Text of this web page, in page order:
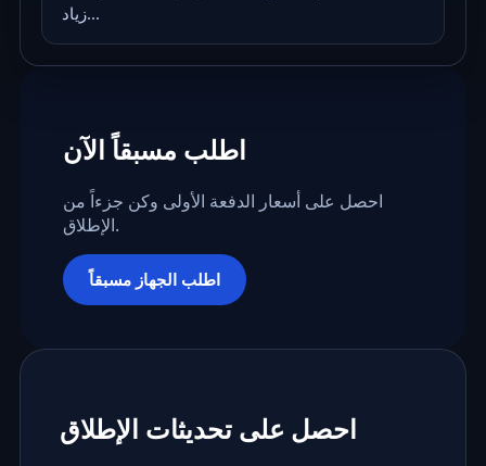
زياد...
اطلب مسبقاً الآن
احصل على أسعار الدفعة الأولى وكن جزءاً من
الإطلاق.
اطلب الجهاز مسبقاً
احصل على تحديثات الإطلاق